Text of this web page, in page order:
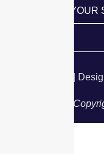
BOOK YOUR
© 2025 BEPL |